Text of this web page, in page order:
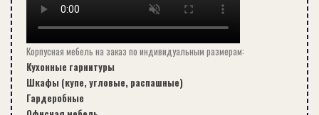
бетонных, кирпичных и каменных зданий.
отличается безопасностью и удобством. А
главное – это возможность построить ее
без помощи профессионалов. Хорошо
будет смотреться изготовленная
Корпусная мебель на заказ по индивидуальным размерам:
Кухонные гарнитуры
Шкафы (купе, угловые, распашные)
Гардеробные